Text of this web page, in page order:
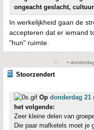
ongeacht geslacht,
In werkelijkheid gaan de
accepteren dat er iemand
"hun" ruimte.
•
Stoorzendert
Op donderdag 21
het volgende:
Zeer kleine delen van
Die paar mafketels moet je